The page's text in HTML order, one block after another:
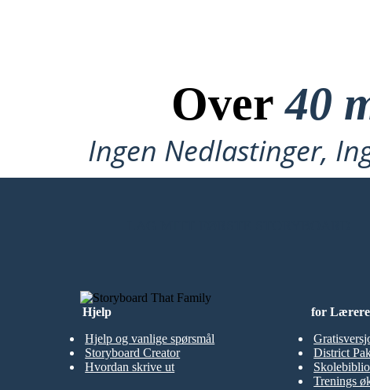
Over40
Ingen Nedlastinger,
Hjelp
Hjelp og vanlige spørsmål
Storyboard Creator
Hvordan skrive ut
for Lærere
District
Trenings